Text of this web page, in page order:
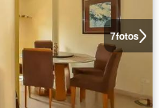
7fotos